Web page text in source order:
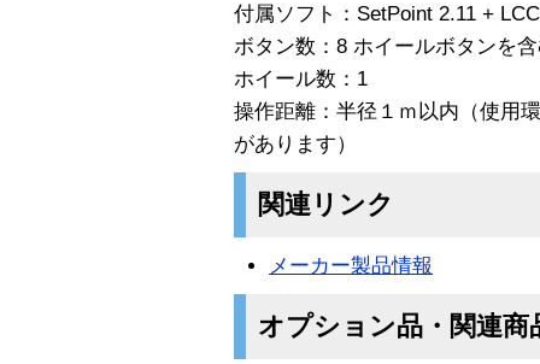
付属ソフト：SetPoint 2.11 +
ボタン数：8 ホイールボタンを
ホイール数：1
操作距離：半径１ｍ以内（使用
があります）
関連リンク
メーカー製品情報
オプション品・関連商